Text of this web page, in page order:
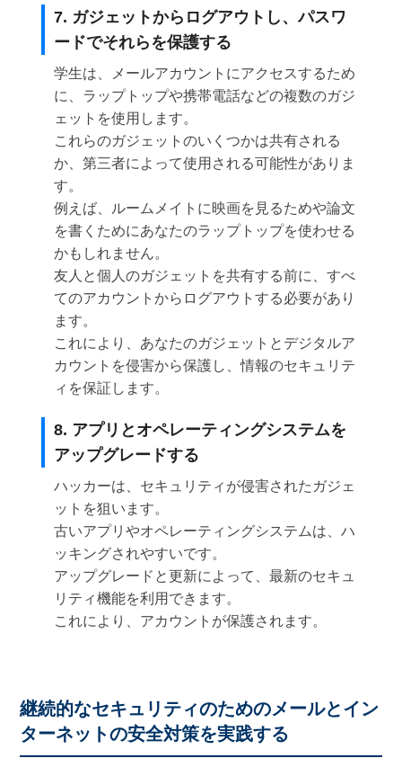
7. ガジェットからログアウトし、パスワ
ードでそれらを保護する
学生は、メールアカウントにアクセスするため
に、ラップトップや携帯電話などの複数のガジ
ェットを使用します。
これらのガジェットのいくつかは共有される
か、第三者によって使用される可能性がありま
す。
例えば、ルームメイトに映画を見るためや論文
を書くためにあなたのラップトップを使わせる
かもしれません。
友人と個人のガジェットを共有する前に、すべ
てのアカウントからログアウトする必要があり
ます。
これにより、あなたのガジェットとデジタルア
カウントを侵害から保護し、情報のセキュリテ
ィを保証します。
8. アプリとオペレーティングシステムを
アップグレードする
ハッカーは、セキュリティが侵害されたガジェ
ットを狙います。
古いアプリやオペレーティングシステムは、ハ
ッキングされやすいです。
アップグレードと更新によって、最新のセキュ
リティ機能を利用できます。
これにより、アカウントが保護されます。
継続的なセキュリティのためのメールとイン
ターネットの安全対策を実践する